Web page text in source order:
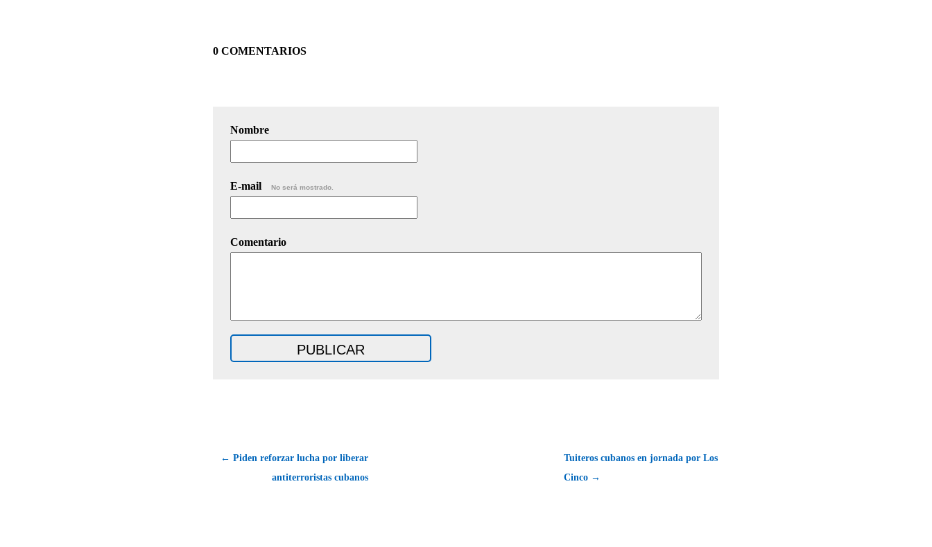
0 COMENTARIOS
Nombre
E-mail No será mostrado.
Comentario
← Piden reforzar lucha por liberar
antiterroristas cubanos
Tuiteros cubanos en jornada por Los
Cinco →